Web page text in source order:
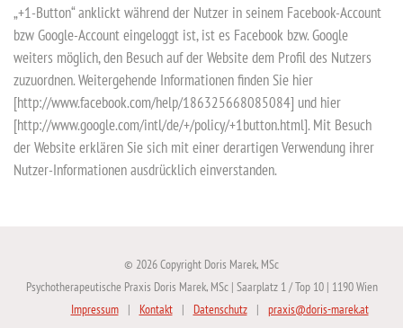
„+1-Button“ anklickt während der Nutzer in seinem Facebook-Account
bzw Google-Account eingeloggt ist, ist es Facebook bzw. Google
weiters möglich, den Besuch auf der Website dem Profil des Nutzers
zuzuordnen. Weitergehende Informationen finden Sie hier
[http://www.facebook.com/help/186325668085084] und hier
[http://www.google.com/intl/de/+/policy/+1button.html]. Mit Besuch
der Website erklären Sie sich mit einer derartigen Verwendung ihrer
Nutzer-Informationen ausdrücklich einverstanden.
© 2026 Copyright Doris Marek, MSc
Psychotherapeutische Praxis Doris Marek, MSc | Saarplatz 1 / Top 10 | 1190 Wien
Impressum
Kontakt Datenschutz praxis@doris-marek.at